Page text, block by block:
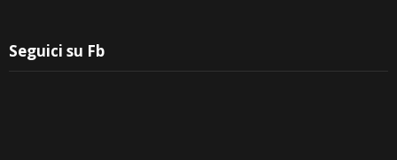
Seguici su Fb